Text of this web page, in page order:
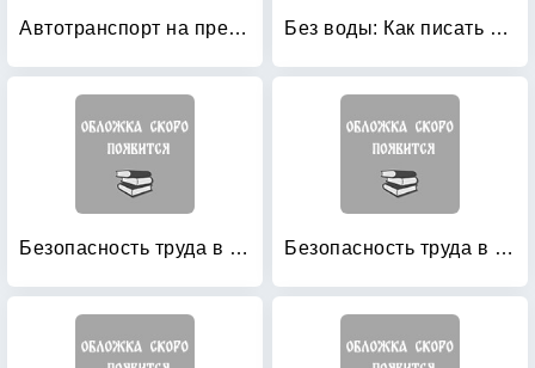
Автотранспорт на предприятии: Особенности организации и работы с кадрами Без воды: Как писать предложения и отчеты для первых лиц
Безопасность труда в строительстве Безопасность труда в строительстве: Часть 2: Строительное производство, СНиП 12-04-2002